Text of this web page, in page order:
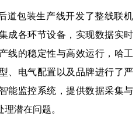
道包装生产线开发了整线联机
成各环节设备，实现数据实时
线的稳定性与高效运行，哈工
、电气配置以及品牌进行了严
能监控系统，提供数据采集与
潜在问题。